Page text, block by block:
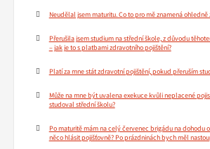
Neudělal jsem maturitu. Co to pro mě znamená
Přerušila jsem studium na střední škole, z důvodu
– jak je to s platbami zdravotního pojištění?
Platí za mne stát zdravotní pojištění, pokud přeruším
Může na mne být uvalena exekuce kvůli neplacené
studoval střední školu?
Po maturitě mám na celý červenec brigádu na dohodu
něco hlásit pojišťovně? Po prázdninách bych měl